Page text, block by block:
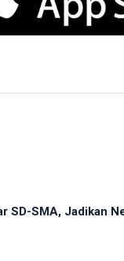
SD-SMA, Jadikan